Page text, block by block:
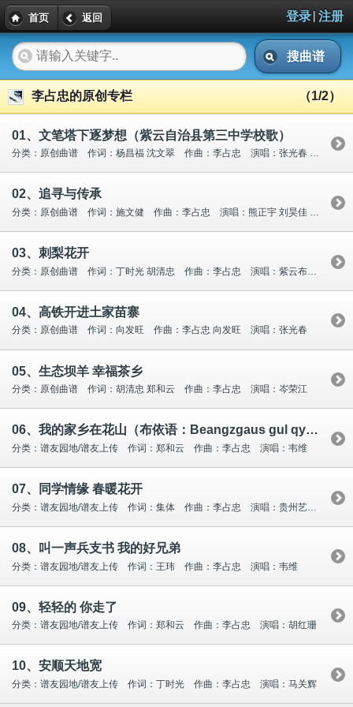
首页 返回 登录| 注册
搜曲谱
李占忠的原创专栏 （1/2）
01、文笔塔下逐梦想（紫云自治县第三中学校歌）
分类：原创曲谱 作词：杨昌福 沈文翠 作曲：李占忠 演唱：张光春 何婧 陈莉 张东伟 岑荣江 冉永鹏
02、追寻与传承
分类：原创曲谱 作词：施文健 作曲：李占忠 演唱：熊正宇 刘昊佳 龙晓丽 王铎
03、刺梨花开
04、高铁开进土家苗寨
分类：原创曲谱 作词：向发旺 作曲：李占忠 向发旺 演唱：张光春
05、生态坝羊 幸福茶乡
分类：原创曲谱 作词：胡清忠 郑和云 作曲：李占忠 演唱：岑荣江
06、我的家乡在花山（布依语：Beangzgaus gul qyu...
分类：谱友园地/谱友上传 作词：郑和云 作曲：李占忠 演唱：韦维
07、同学情缘 春暖花开
08、叫一声兵支书 我的好兄弟
分类：谱友园地/谱友上传 作词：王玮 作曲：李占忠 演唱：韦维
09、轻轻的 你走了
分类：谱友园地/谱友上传 作词：郑和云 作曲：李占忠 演唱：胡红珊
10、安顺天地宽
分类：谱友园地/谱友上传 作词：丁时光 作曲：李占忠 演唱：马关辉